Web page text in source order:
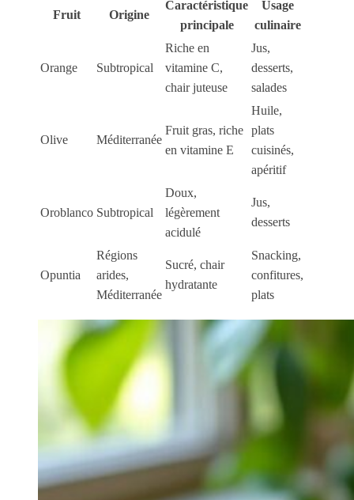
Fruit Origine
Caractéristique
principale
Usage
culinaire
Orange Subtropical
Riche en
vitamine C,
chair juteuse
Jus,
desserts,
salades
Olive Méditerranée
Fruit gras, riche
en vitamine E
Huile,
plats
cuisinés,
apéritif
Oroblanco Subtropical
Doux,
légèrement
acidulé
Jus,
desserts
Opuntia
Régions
arides,
Méditerranée
Sucré, chair
hydratante
Snacking,
confitures,
plats